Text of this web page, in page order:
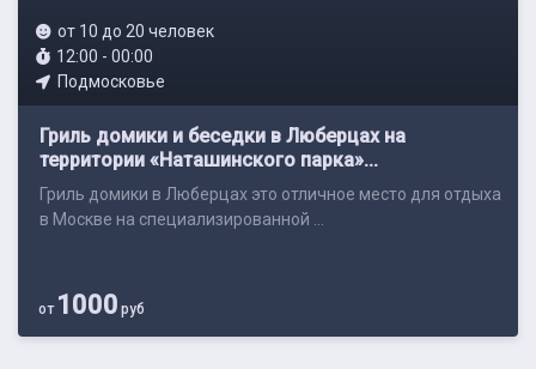
от 10 до 20 человек
12:00 - 00:00
Подмосковье
Гриль домики и беседки в Люберцах на
территории «Наташинского парка»...
Гриль домики в Люберцах это отличное место для отдыха
в Москве на специализированной ...
от 1000 руб